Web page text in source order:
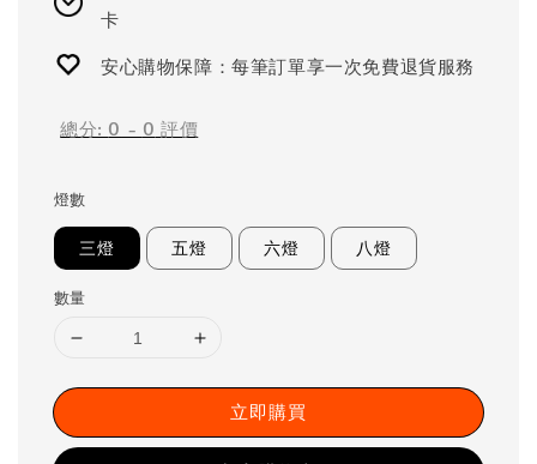
卡
安心購物保障：每筆訂單享一次免費退貨服務
總分: 0 - 0 評價
燈數
三燈 五燈 六燈 八燈
數量
立即購買